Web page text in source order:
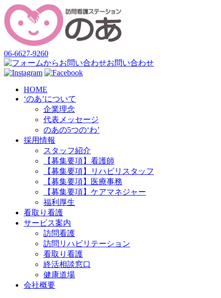
06-6627-9260
お問い合わせ
HOME
‘のあ’について
企業理念
代表メッセージ
のあの5つの‘わ’
採用情報
スタッフ紹介
【募集要項】看護師
【募集要項】リハビリスタッフ
【募集要項】医療事務
【募集要項】ケアマネジャー
福利厚生
看取り看護
サービス案内
訪問看護
訪問リハビリテーション
看取り看護
終活相談窓口
健康道場
会社概要